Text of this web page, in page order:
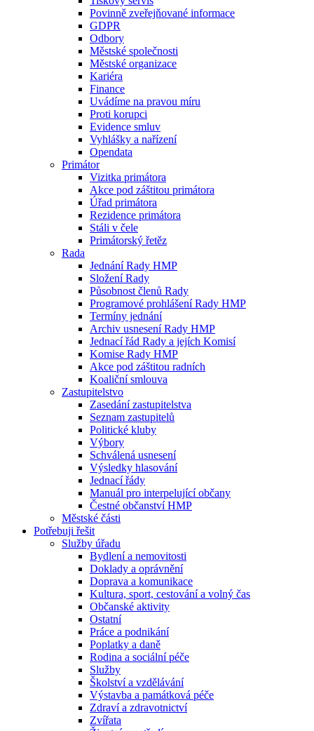
Povinně zveřejňované informace
GDPR
Odbory
Městské společnosti
Městské organizace
Kariéra
Finance
Uvádíme na pravou míru
Proti korupci
Evidence smluv
Vyhlášky a nařízení
Opendata
Primátor
Vizitka primátora
Akce pod záštitou primátora
Úřad primátora
Rezidence primátora
Stáli v čele
Primátorský řetěz
Rada
Jednání Rady HMP
Složení Rady
Působnost členů Rady
Programové prohlášení Rady HMP
Termíny jednání
Archiv usnesení Rady HMP
Jednací řád Rady a jejích Komisí
Komise Rady HMP
Akce pod záštitou radních
Koaliční smlouva
Zastupitelstvo
Zasedání zastupitelstva
Seznam zastupitelů
Politické kluby
Výbory
Schválená usnesení
Výsledky hlasování
Jednací řády
Manuál pro interpelující občany
Čestné občanství HMP
Městské části
Potřebuji řešit
Služby úřadu
Bydlení a nemovitosti
Doklady a oprávnění
Doprava a komunikace
Kultura, sport, cestování a volný čas
Občanské aktivity
Ostatní
Práce a podnikání
Poplatky a daně
Rodina a sociální péče
Služby
Školství a vzdělávání
Výstavba a památková péče
Zdraví a zdravotnictví
Zvířata